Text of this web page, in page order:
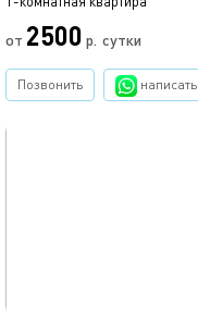
от 2500 р. сутки
Позвонить написать